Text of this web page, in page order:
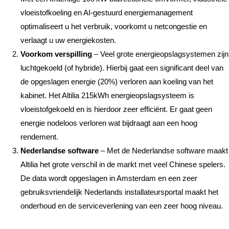
vloeistofkoeling en AI‑gestuurd energiemanagement
optimaliseert u het verbruik, voorkomt u netcongestie en
verlaagt u uw energiekosten.
Voorkom verspilling – Veel grote energieopslagsystemen zijn
luchtgekoeld (of hybride). Hierbij gaat een significant deel van
de opgeslagen energie (20%) verloren aan koeling van het
kabinet. Het Altilia 215kWh energieopslagsysteem is
vloeistofgekoeld en is hierdoor zeer efficiënt. Er gaat geen
energie nodeloos verloren wat bijdraagt aan een hoog
rendement.
Nederlandse software – Met de Nederlandse software maakt
Altilia het grote verschil in de markt met veel Chinese spelers.
De data wordt opgeslagen in Amsterdam en een zeer
gebruiksvriendelijk Nederlands installateursportal maakt het
onderhoud en de serviceverlening van een zeer hoog niveau.